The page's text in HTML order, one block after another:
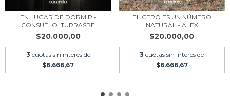
EN LUGAR DE DORMIR -
CONSUELO ITURRASPE
$20.000,00
3 cuotas sin interés de
$6.666,67
EL CERO ES UN NÚMERO
NATURAL - ALEX
$20.000,00
3 cuotas sin interés de
$6.666,67